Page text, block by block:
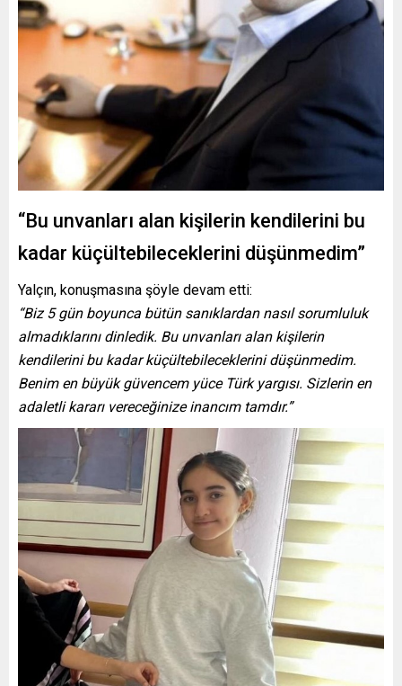
“Bu unvanları alan kişilerin kendilerini bu
kadar küçültebileceklerini düşünmedim”
Yalçın, konuşmasına şöyle devam etti:
“Biz 5 gün boyunca bütün sanıklardan nasıl sorumluluk
almadıklarını dinledik. Bu unvanları alan kişilerin
kendilerini bu kadar küçültebileceklerini düşünmedim.
Benim en büyük güvencem yüce Türk yargısı. Sizlerin en
adaletli kararı vereceğinize inancım tamdır.”